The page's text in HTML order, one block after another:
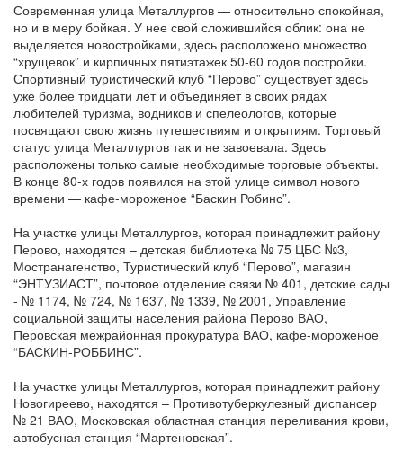
Современная улица Металлургов — относительно спокойная,
но и в меру бойкая. У нее свой сложившийся облик: она не
выделяется новостройками, здесь расположено множество
“хрущевок” и кирпичных пятиэтажек 50-60 годов постройки.
Спортивный туристический клуб “Перово” существует здесь
уже более тридцати лет и объединяет в своих рядах
любителей туризма, водников и спелеологов, которые
посвящают свою жизнь путешествиям и открытиям. Торговый
статус улица Металлургов так и не завоевала. Здесь
расположены только самые необходимые торговые объекты.
В конце 80-х годов появился на этой улице символ нового
времени — кафе-мороженое “Баскин Робинс”.
На участке улицы Металлургов, которая принадлежит району
Перово, находятся – детская библиотека № 75 ЦБС №3,
Мостранагенство, Туристический клуб “Перово”, магазин
“ЭНТУЗИАСТ”, почтовое отделение связи № 401, детские сады
- № 1174, № 724, № 1637, № 1339, № 2001, Управление
социальной защиты населения района Перово ВАО,
Перовская межрайонная прокуратура ВАО, кафе-мороженое
“БАСКИН-РОББИНС”.
На участке улицы Металлургов, которая принадлежит району
Новогиреево, находятся – Противотуберкулезный диспансер
№ 21 ВАО, Московская областная станция переливания крови,
автобусная станция “Мартеновская”.